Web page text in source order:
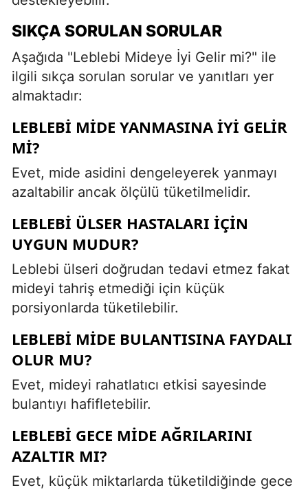
SIKÇA SORULAN SORULAR
Aşağıda "Leblebi Mideye İyi Gelir mi?" ile
ilgili sıkça sorulan sorular ve yanıtları yer
almaktadır:
LEBLEBI MIDE YANMASINA IYI GELIR
MI?
Evet, mide asidini dengeleyerek yanmayı
azaltabilir ancak ölçülü tüketilmelidir.
LEBLEBI ÜLSER HASTALARI IÇIN
UYGUN MUDUR?
Leblebi ülseri doğrudan tedavi etmez fakat
mideyi tahriş etmediği için küçük
porsiyonlarda tüketilebilir.
LEBLEBI MIDE BULANTISINA FAYDALI
OLUR MU?
Evet, mideyi rahatlatıcı etkisi sayesinde
bulantıyı hafifletebilir.
LEBLEBI GECE MIDE AĞRILARINI
AZALTIR MI?
Evet, küçük miktarlarda tüketildiğinde gece